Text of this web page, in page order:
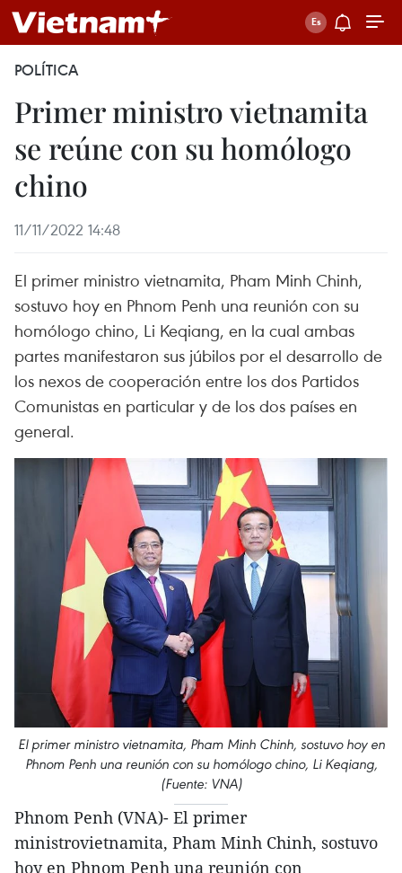
POLÍTICA
Primer ministro vietnamita
se reúne con su homólogo
chino
11/11/2022 14:48
El primer ministro vietnamita, Pham Minh Chinh,
sostuvo hoy en Phnom Penh una reunión con su
homólogo chino, Li Keqiang, en la cual ambas
partes manifestaron sus júbilos por el desarrollo de
los nexos de cooperación entre los dos Partidos
Comunistas en particular y de los dos países en
general.
El primer ministro vietnamita, Pham Minh Chinh, sostuvo hoy en
Phnom Penh una reunión con su homólogo chino, Li Keqiang,
(Fuente: VNA)
Phnom Penh (VNA)- El primer
ministrovietnamita, Pham Minh Chinh, sostuvo
hoy en Phnom Penh una reunión con